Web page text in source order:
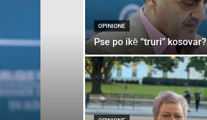
OPINIONE
Pse po ikē “truri” kosovar?